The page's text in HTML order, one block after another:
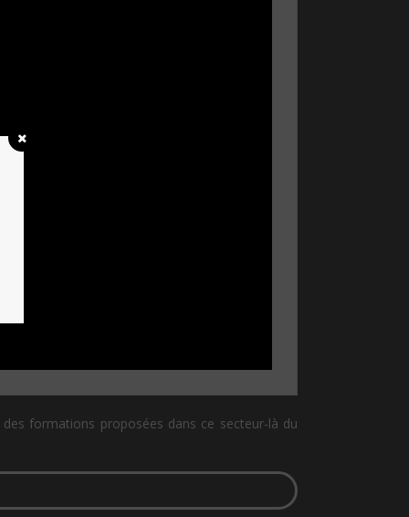
formations proposées dans ce secteur-là du